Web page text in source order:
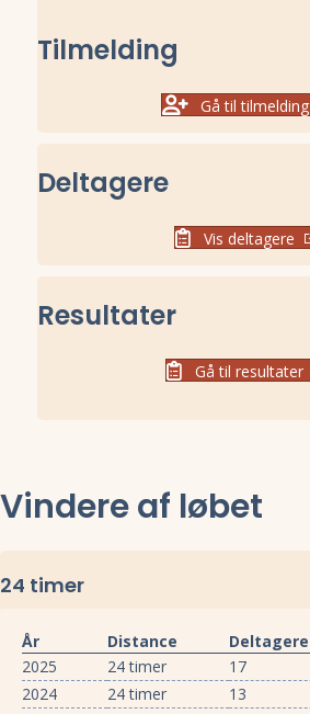
Tilmelding
Gå til tilmelding
Deltagere
Vis deltagere
Resultater
Gå til resultater
Vindere af løbet
24 timer
År Distance Deltagere
2025
24 timer 17
2024
24 timer 13